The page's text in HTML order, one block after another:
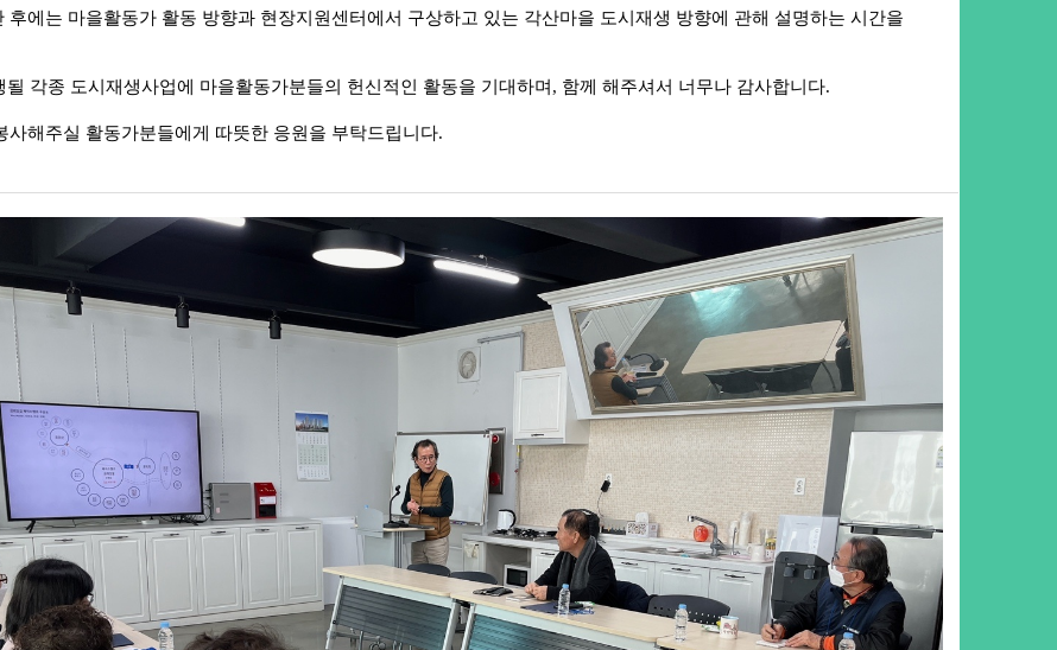
후에는 마을활동가 활동 방향과 현장지원센터에서 구상하고 있는 각산마을 도시재생 방향에 관해 설명하는 시간을
될 각종 도시재생사업에 마을활동가분들의 헌신적인 활동을 기대하며, 함께 해주셔서 너무나 감사합니다.
사해주실 활동가분들에게 따뜻한 응원을 부탁드립니다.